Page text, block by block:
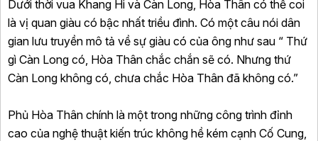
Dưới thời vua Khang Hi và Càn Long, Hòa Thân có thể coi
là vị quan giàu có bậc nhất triều đình. Có một câu nói dân
gian lưu truyền mô tả về sự giàu có của ông như sau “ Thứ
gì Càn Long có, Hòa Thân chắc chắn sẽ có. Nhưng thứ
Càn Long không có, chưa chắc Hòa Thân đã không có.”
Phủ Hòa Thân chính là một trong những công trình đỉnh
cao của nghệ thuật kiến trúc không hề kém cạnh Cố Cung,